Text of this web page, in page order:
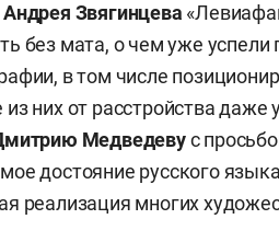
Андрея Звягинцева
без мата, о чем уже успели
в том числе
них от расстройства
Медведевус
достояние русского
реализация многих